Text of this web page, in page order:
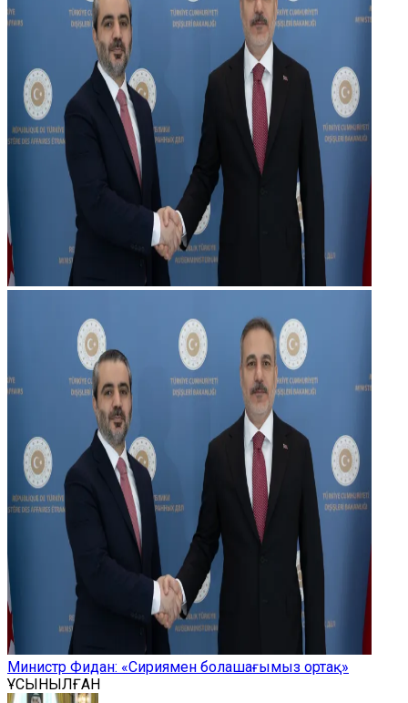
Министр Фидан: «Сириямен болашағымыз ортақ»
ҰСЫНЫЛҒАН